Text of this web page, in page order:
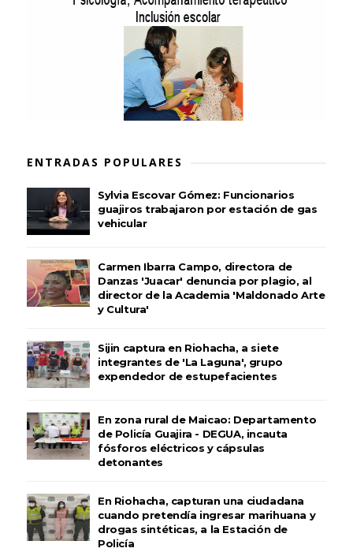
ENTRADAS POPULARES
Sylvia Escovar Gómez: Funcionarios
guajiros trabajaron por estación de gas
vehicular
Carmen Ibarra Campo, directora de
Danzas 'Juacar' denuncia por plagio, al
director de la Academia 'Maldonado Arte
y Cultura'
Sijin captura en Riohacha, a siete
integrantes de 'La Laguna', grupo
expendedor de estupefacientes
En zona rural de Maicao: Departamento
de Policía Guajira - DEGUA, incauta
fósforos eléctricos y cápsulas
detonantes
En Riohacha, capturan una ciudadana
cuando pretendía ingresar marihuana y
drogas sintéticas, a la Estación de
Policía